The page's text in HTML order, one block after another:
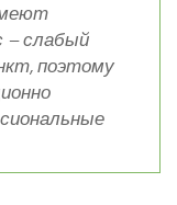
– слабый
поэтому